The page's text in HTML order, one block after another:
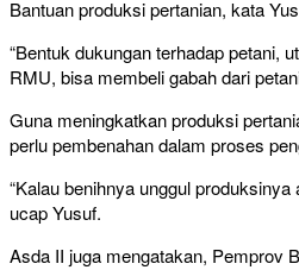
Bantuan produksi pertanian, kata
“Bentuk dukungan terhadap petani,
RMU, bisa membeli gabah dari
Guna meningkatkan produksi
perlu pembenahan dalam proses
“Kalau benihnya unggul
ucap Yusuf.
Asda II juga mengatakan, Pemprov